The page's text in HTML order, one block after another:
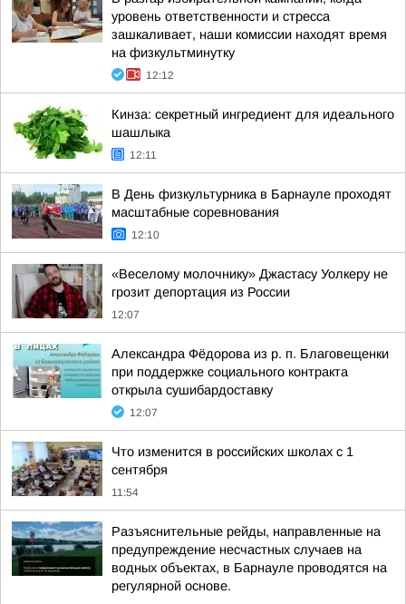
уровень ответственности и стресса
зашкаливает, наши комиссии находят время
на физкультминутку
12:12
Кинза: секретный ингредиент для идеального
шашлыка
12:11
В День физкультурника в Барнауле проходят
масштабные соревнования
12:10
«Веселому молочнику» Джастасу Уолкеру не
грозит депортация из России
12:07
Александра Фёдорова из р. п. Благовещенки
при поддержке социального контракта
открыла сушибардоставку
12:07
Что изменится в российских школах с 1
сентября
11:54
Разъяснительные рейды, направленные на
предупреждение несчастных случаев на
водных объектах, в Барнауле проводятся на
регулярной основе.